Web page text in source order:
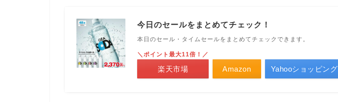
今日のセールをまとめてチェック！
本日のセール・タイムセールをまとめてチェックできます。
Amazon
＼ポイント最大11倍！／
楽天市場 Yahooショッピング